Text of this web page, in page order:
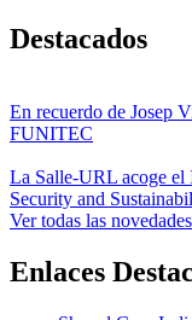
Destacados
En recuerdo de Josep
FUNITEC
La Salle-URL acoge el
Security and
Ver todas las novedades
Enlaces